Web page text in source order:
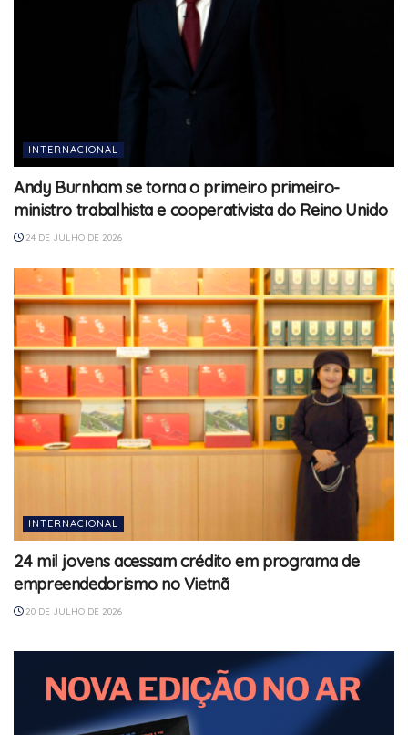
INTERNACIONAL
Andy Burnham se torna o primeiro primeiro-
ministro trabalhista e cooperativista do Reino Unido
24 DE JULHO DE 2026
INTERNACIONAL
24 mil jovens acessam crédito em programa de
empreendedorismo no Vietnã
20 DE JULHO DE 2026